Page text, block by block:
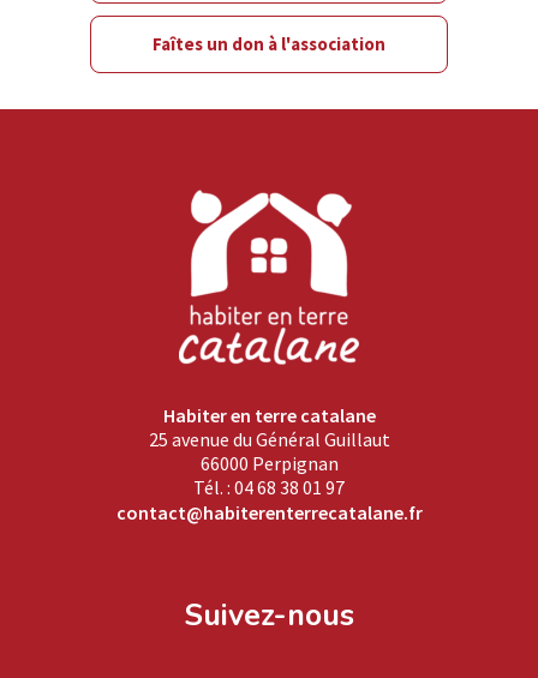
Faîtes un don à l'association
Habiter en terre catalane
25 avenue du Général Guillaut
66000 Perpignan
Tél. : 04 68 38 01 97
contact@habiterenterrecatalane.fr
Suivez-nous